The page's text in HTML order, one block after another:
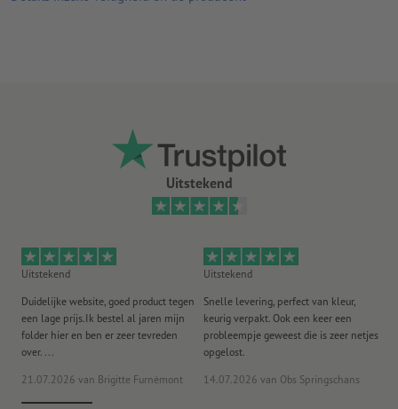
Uitstekend
Uitstekend
Duidelijke website, goed product tegen
een lage prijs.Ik bestel al jaren mijn
folder hier en ben er zeer tevreden
over. ...
21.07.2026 van Brigitte Furnèmont
Uitstekend
Snelle levering, perfect van kleur,
keurig verpakt. Ook een keer een
probleempje geweest die is zeer netjes
opgelost.
14.07.2026 van Obs Springschans